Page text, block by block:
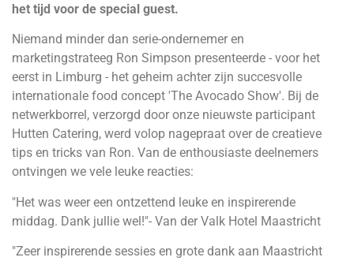
het tijd voor de special guest.
Niemand minder dan serie-ondernemer en
marketingstrateeg Ron Simpson presenteerde - voor het
eerst in Limburg - het geheim achter zijn succesvolle
internationale food concept 'The Avocado Show'. Bij de
netwerkborrel, verzorgd door onze nieuwste participant
Hutten Catering, werd volop nagepraat over de creatieve
tips en tricks van Ron. Van de enthousiaste deelnemers
ontvingen we vele leuke reacties:
"Het was weer een ontzettend leuke en inspirerende
middag. Dank jullie wel!"- Van der Valk Hotel Maastricht
"Zeer inspirerende sessies en grote dank aan Maastricht